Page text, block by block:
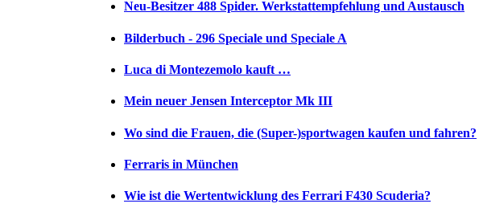
Neu-Besitzer 488 Spider. Werkstattempfehlung und Austausch
Bilderbuch - 296 Speciale und Speciale A
Luca di Montezemolo kauft …
Mein neuer Jensen Interceptor Mk III
Wo sind die Frauen, die (Super-)sportwagen kaufen und fahren?
Ferraris in München
Wie ist die Wertentwicklung des Ferrari F430 Scuderia?